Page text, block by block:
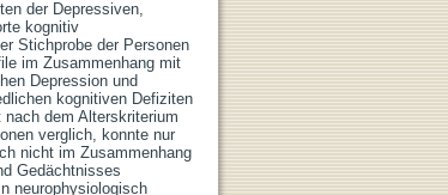
der Depressiven,
kognitiv
Stichprobe der Personen
im Zusammenhang mit
Depression und
kognitiven Defiziten
dem Alterskriterium
verglich, konnte nur
nicht im Zusammenhang
Gedächtnisses
neurophysiologisch